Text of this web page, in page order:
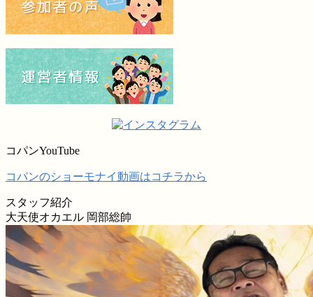
コパンYouTube
コパンのショーモナイ動画はコチラから
スタッフ紹介
大天使オカエル 岡部総帥